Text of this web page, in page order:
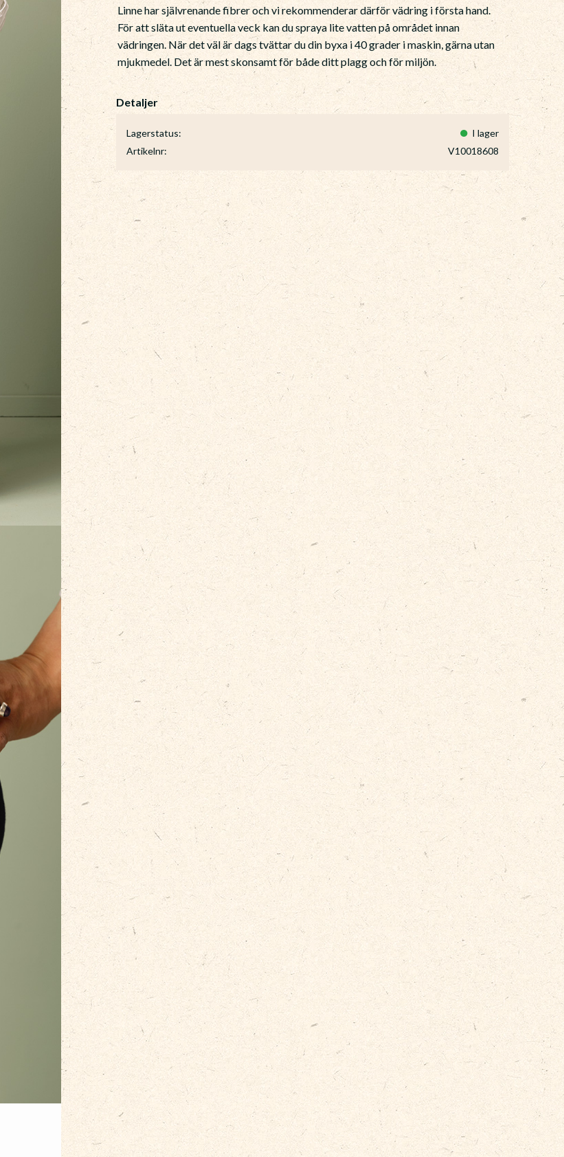
Lagerstatus
I lager
Artikelnr
V10018608
Linne har självrenande fibrer och vi rekommenderar därför vädring i första hand.
För att släta ut eventuella veck kan du spraya lite vatten på området innan
vädringen. När det väl är dags tvättar du din byxa i 40 grader i maskin, gärna utan
mjukmedel. Det är mest skonsamt för både ditt plagg och för miljön.